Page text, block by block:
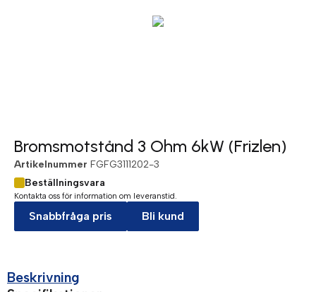
Bromsmotstånd 3 Ohm 6kW (Frizlen)
Artikelnummer FGFG3111202-3
Beställningsvara
Kontakta oss för information om leveranstid.
Snabbfråga pris Bli kund
Beskrivning